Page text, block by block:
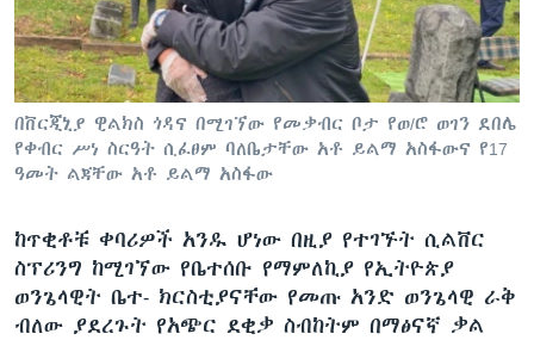
በቨርጂኒያ ዊልክስ ጎዳና በሚገኘው የመቃብር ቦታ የወ/ሮ ወገን ደበሌ
የቀብር ሥነ ስርዓት ሲፈፀም ባለቤታቸው አቶ ይልማ አስፋውና የ17
ዓመት ልጃቸው አቶ ይልማ አስፋው
ከጥቂቶቹ ቀባሪዎች አንዱ ሆነው በዚያ የተገኙት ሲልቨር
ስፕሪንግ ከሚገኘው የቤተሰቡ የማምለኪያ የኢትዮጵያ
ወንጌላዊት ቤተ- ክርስቲያናቸው የመጡ አንድ ወንጌላዊ ራቅ
ብለው ያደረጉት የአጭር ደቂቃ ስብከትም በማፅናኛ ቃል